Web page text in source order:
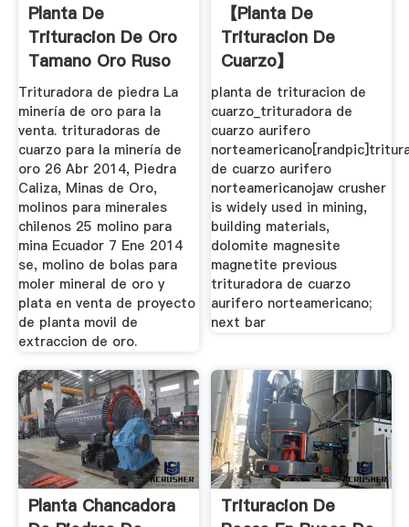
Planta De
Trituracion De Oro
Tamano Oro Ruso
Trituradora de piedra La
minería de oro para la
venta. trituradoras de
cuarzo para la minería de
oro 26 Abr 2014, Piedra
Caliza, Minas de Oro,
molinos para minerales
chilenos 25 molino para
mina Ecuador 7 Ene 2014
se, molino de bolas para
moler mineral de oro y
plata en venta de proyecto
de planta movil de
extraccion de oro.
【planta De
Trituracion De
Cuarzo】
planta de trituracion de
cuarzo_trituradora de
cuarzo aurifero
de cuarzo aurifero
norteamericanojaw crusher
is widely used in mining,
building materials,
dolomite magnesite
magnetite previous
trituradora de cuarzo
aurifero norteamericano;
next bar
Planta Chancadora
Trituracion De